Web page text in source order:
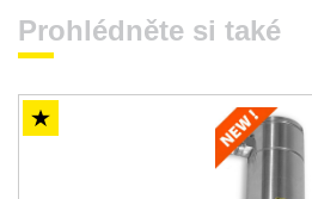
Prohlédněte si také